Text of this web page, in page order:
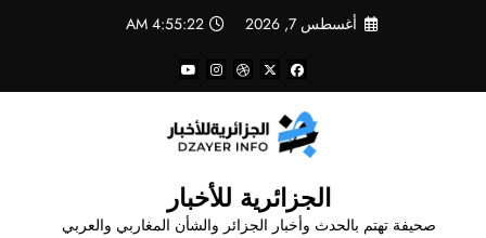
أغسطس 7, 2026 4:55:22 AM
الجزائرية للأخبار
صحيفة تهتم بالحدث وأخبار الجزائر والشأن المغاربي والعربي